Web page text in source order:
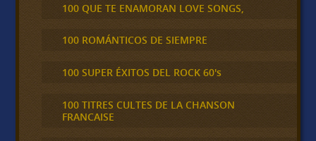
100 QUE TE ENAMORAN LOVE SONGS,
100 ROMÁNTICOS DE SIEMPRE
100 SUPER ÉXITOS DEL ROCK 60's
100 TITRES CULTES DE LA CHANSON
FRANCAISE